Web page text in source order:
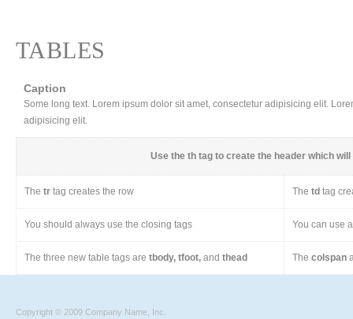
TABLES
Caption
Some long text. Lorem ipsum dolor sit amet, consectetur adipisicing elit.
adipisicing elit.
Use the th tag to create the header which
The tr tag creates the row The td tag
You should always use the closing tags You can use
The three new table tags are tbody, tfoot, and thead The colspan
Copyright © 2009 Company Name, Inc.